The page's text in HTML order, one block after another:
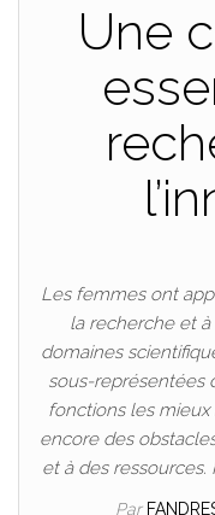
Une
Les femmes ont
la recherche et à
domaines
sous-représentées
fonctions les
encore des
et à des
Par